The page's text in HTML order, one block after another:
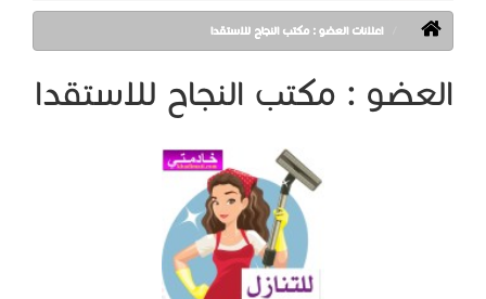
اعلانات العضو : مكتب النجاح للاستقدا
العضو : مكتب النجاح للاستقدا